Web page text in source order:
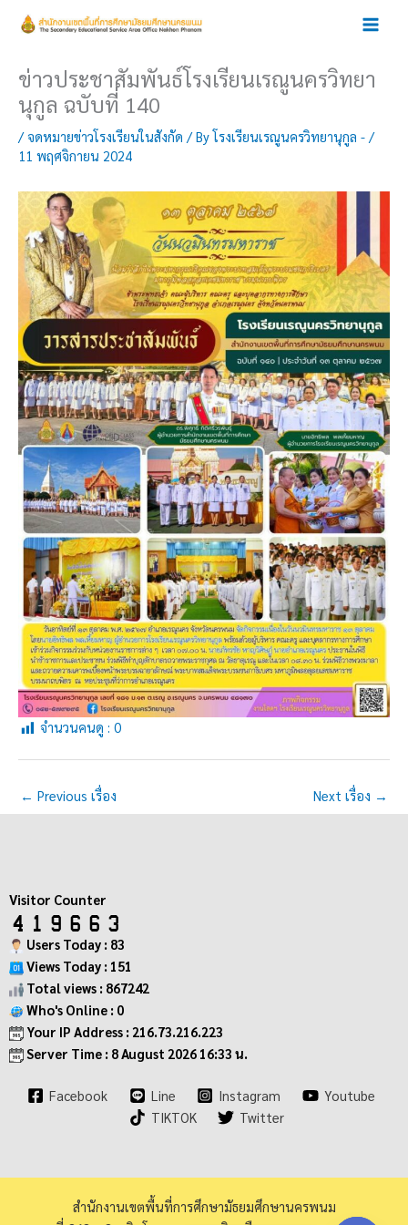
ข่าวประชาสัมพันธ์โรงเรียนเรณูนครวิทยา
นุกูล ฉบับที่ 140
/จดหมายข่าวโรงเรียนในสังกัด / Byโรงเรียนเรณูนครวิทยานุกูล - /
11 พฤศจิกายน 2024
จำนวนคนดู : 0
← Previous เรื่อง Next เรื่อง →
Visitor Counter
Users Today : 83
Views Today : 151
Total views : 867242
Who's Online : 0
Your IP Address : 216.73.216.223
Server Time : 8 August 2026 16:33 น.
Facebook Line Instagram
Youtube
TIKTOK
Twitter
สำนักงานเขตพื้นที่การศึกษามัธยมศึกษานครพนม